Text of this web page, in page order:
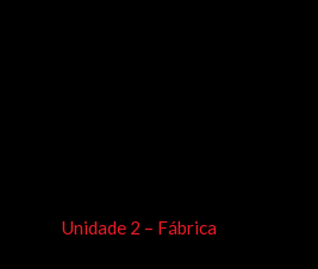
Unidade 2 – Fábrica